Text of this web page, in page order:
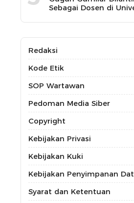
Sebagai Dosen di
Berbagai Mata Kuliah
Redaksi
Kode Etik
SOP Wartawan
Pedoman Media Siber
Copyright
Kebijakan Privasi
Kebijakan Kuki
Kebijakan Penyimpanan
Syarat dan Ketentuan